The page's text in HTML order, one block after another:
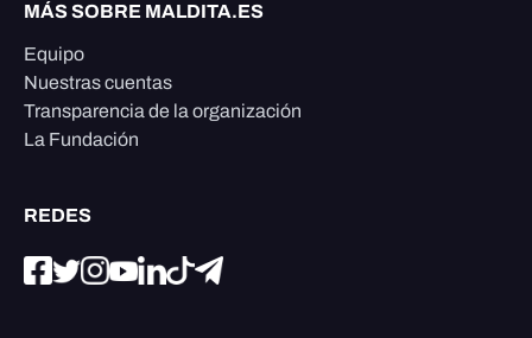
MÁS SOBRE MALDITA.ES
Equipo
Nuestras cuentas
Transparencia de la organización
La Fundación
REDES